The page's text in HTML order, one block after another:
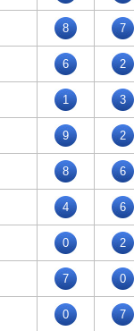
8 7
6 2
1 3
9 2
8 6
4 6
0 2
7 0
0 7